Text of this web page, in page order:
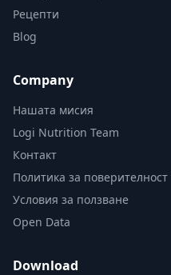
Рецепти
Blog
Company
Нашата мисия
Logi Nutrition Team
Контакт
Политика за поверителност
Условия за ползване
Open Data
Download